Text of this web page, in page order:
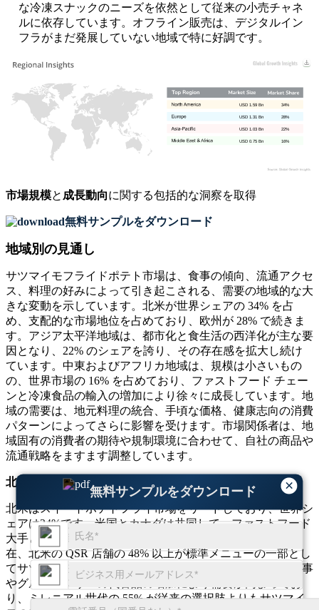
×
無料サンプルをダウンロード
な冷凍スナックのニーズを依然として従来の小売チャネ
ルに依存しています。オフライン販売は、デジタルイン
フラがまだ発展していない地域で特に好調です。
16%
USD 0.75 Bn
22%
USD 1.03 Bn
28%
USD 1.31 Bn
34%
USD 1.59 Bn
市場規模と 成長動向に関する包括的な洞察を取得
無料サンプルをダウンロード
地域別の見通し
サツマイモフライドポテト市場は、食事の傾向、流通アクセ
ス、料理の好みによって引き起こされる、需要の地域的な大
きな変動を示しています。北米が世界シェアの 34% を占
め、支配的な市場地位を占めており、欧州が 28% で続きま
す。アジア太平洋地域は、都市化と食生活の西洋化が主な要
因となり、22% のシェアを誇り、その存在感を拡大し続け
ています。中東およびアフリカ地域は、規模は小さいもの
の、世界市場の 16% を占めており、ファストフード チェー
ンと冷凍食品の輸入の増加により徐々に成長しています。地
域の需要は、地元料理の統合、手頃な価格、健康志向の消費
パターンによってさらに影響を受けます。市場関係者は、地
域固有の消費者の期待や規制環境に合わせて、自社の商品や
流通戦略をますます調整しています。
北米
北米はスイートポテトフライ市場をリードしており、世界シ
ェアは34%です。米国とカナダは共同して、ファストフード
大手と冷凍食品チェーンを通じて消費を推進している。現
在、北米の QSR 店舗の 48% 以上が標準メニューの一部とし
てサツマイモのフライを提供しています。植物ベースの食事
やグルテンフリーの代替品の増加により需要が高まってお
り、ミレニアル世代の 55% が従来の選択肢よりもサツマイ